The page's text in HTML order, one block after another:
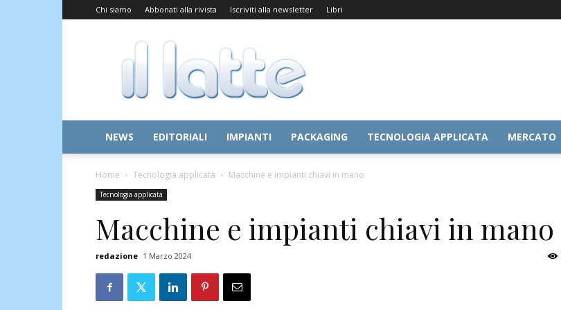
Chi siamo Abbonati alla rivista Iscriviti alla newsletter Libri
Il
Latte
NEWS EDITORIALI IMPIANTI PACKAGING TECNOLOGIA APPLICATA MERCATO
Home Tecnologia applicata Macchine e impianti chiavi in mano
Tecnologia applicata
Macchine e impianti chiavi in mano
redazione 1 Marzo 2024